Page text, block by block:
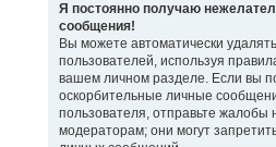
Я постоянно получаю
сообщения!
Вы можете автоматически
пользователей, используя
вашем личном разделе. Если вы
оскорбительные личные
пользователя, отправьте жалобы
модераторам; они могут